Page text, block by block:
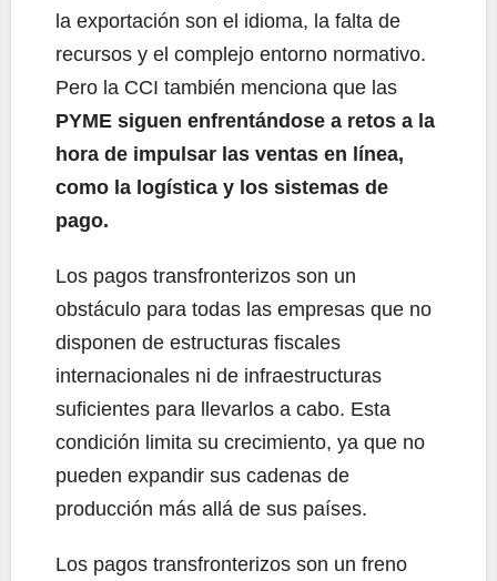
la exportación son el idioma, la falta de
recursos y el complejo entorno normativo.
Pero la CCI también menciona que las
PYME siguen enfrentándose a retos a la
hora de impulsar las ventas en línea,
como la logística y los sistemas de
pago.
Los pagos transfronterizos son un
obstáculo para todas las empresas que no
disponen de estructuras fiscales
internacionales ni de infraestructuras
suficientes para llevarlos a cabo. Esta
condición limita su crecimiento, ya que no
pueden expandir sus cadenas de
producción más allá de sus países.
Los pagos transfronterizos son un freno